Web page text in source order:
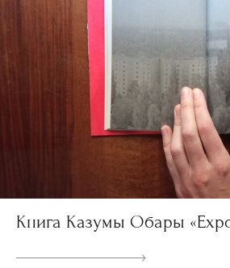
Книга Казумы Обары